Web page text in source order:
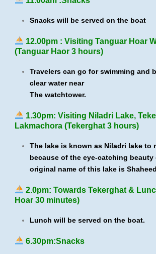
Snacks will be served on the boat
12.00pm : Visiting Tanguar Hoar
(Tanguar Haor 3 hours)
Travelers can go for swimming and
clear water near
The watchtower.
1.30pm: Visiting Niladri Lake,
Lakmachora (Tekerghat 3 hours)
The lake is known as Niladri lake to
because of the eye-catching beauty
original name of this lake is
2.0pm: Towards Tekerghat &
Hoar 30 minutes)
Lunch will be served on the boat.
6.30pm:Snacks